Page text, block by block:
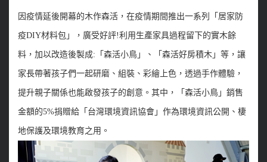
因疫情延後開幕的木作森活，在疫情期間推出一系列「居家防
疫DIY材料包」，廣受好評!利用生產家具過程留下的實木餘
料，加以改造後製成:「森活小鳥」、「森活好房積木」等，讓
家長帶著孩子們一起研磨、組裝、彩繪上色，透過手作體驗，
提升親子關係也能啟發孩子的創意。其中，「森活小鳥」銷售
金額的5%捐贈給「台灣環境資訊協會」作為環境資訊公開、棲
地保護及環境教育之用。